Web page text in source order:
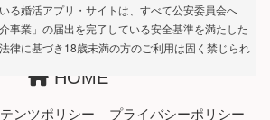
る婚活アプリ・サイトは、すべて公安委員会へ
事業」の届出を完了している安全基準を満たした
律に基づき18歳未満の方のご利用は固く禁じられ
HOME
ンツポリシー プライバシーポリシー